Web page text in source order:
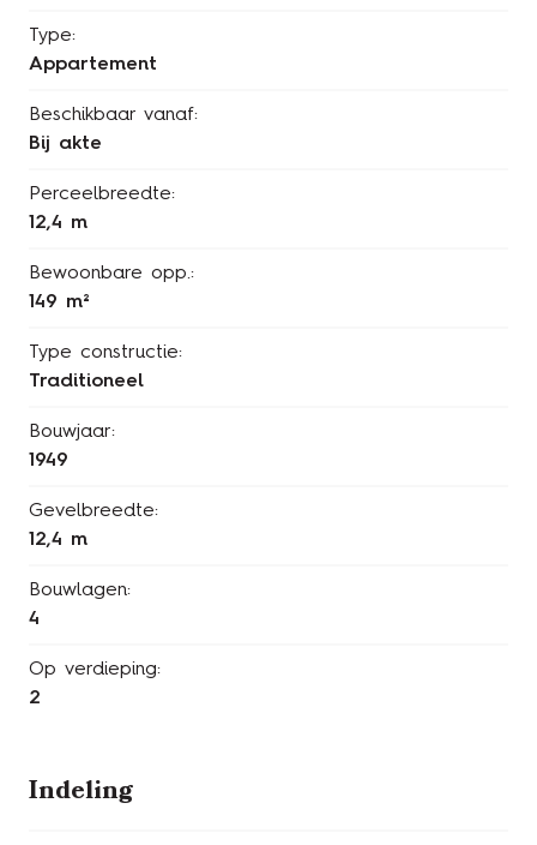
Type:
Appartement
Beschikbaar vanaf:
Bij akte
Perceelbreedte:
12,4 m
Bewoonbare opp.:
149 m²
Type constructie:
Traditioneel
Bouwjaar:
1949
Gevelbreedte:
12,4 m
Bouwlagen:
4
Op verdieping:
2
Indeling